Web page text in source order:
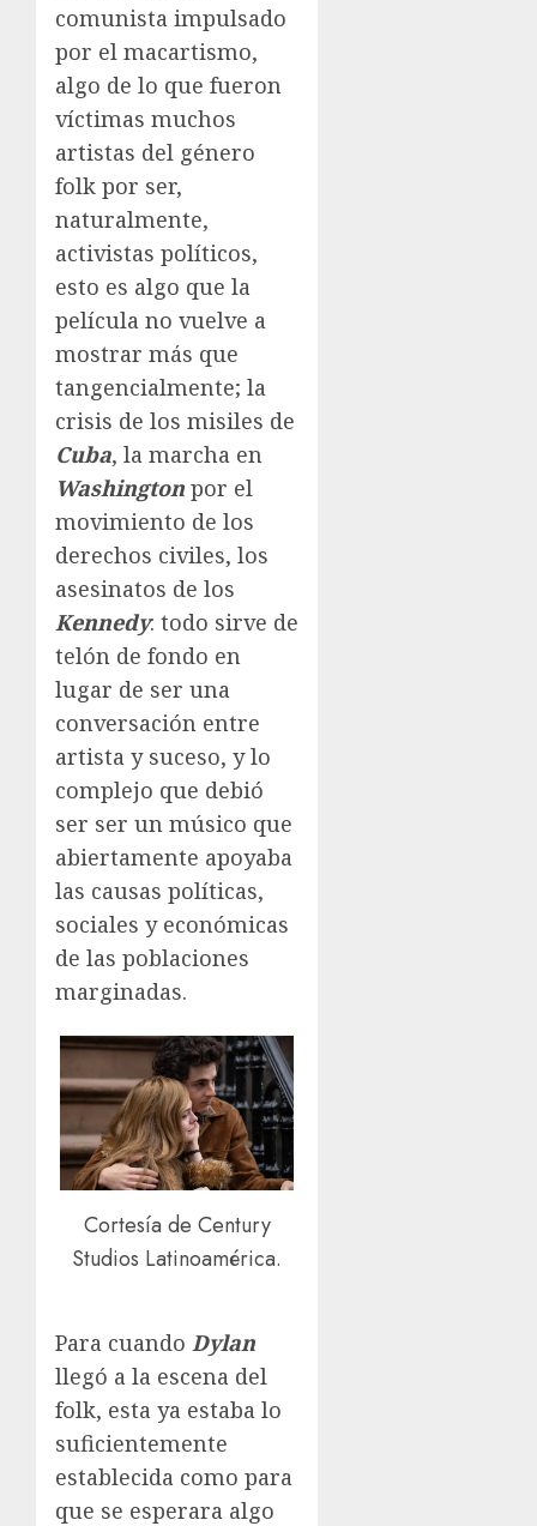
comunista impulsado
por el macartismo,
algo de lo que fueron
víctimas muchos
artistas del género
folk por ser,
naturalmente,
activistas políticos,
esto es algo que la
película no vuelve a
mostrar más que
tangencialmente; la
crisis de los misiles de
Cuba, la marcha en
Washington por el
movimiento de los
derechos civiles, los
asesinatos de los
Kennedy: todo sirve de
telón de fondo en
lugar de ser una
conversación entre
artista y suceso, y lo
complejo que debió
ser ser un músico que
abiertamente apoyaba
las causas políticas,
sociales y económicas
de las poblaciones
marginadas.
Cortesía de Century
Studios Latinoamérica.
Para cuando Dylan
llegó a la escena del
folk, esta ya estaba lo
suficientemente
establecida como para
que se esperara algo